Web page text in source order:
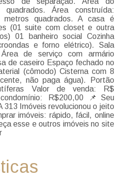
Área construída:
metros quadrados. A casa é
(01 suite com closet e outra
01 banheiro social Cozinha
e forno elétrico). Sala
de serviço com armário
de caseiro Espaço fechado no
(cômodo) Cisterna com 8
não paga água). Portão
Valor de venda: R$
R$200,00 📌Seu
313 Imóveis revolucionou o jeito
imóveis: rápido, fácil, online
esse e outros imóveis no site